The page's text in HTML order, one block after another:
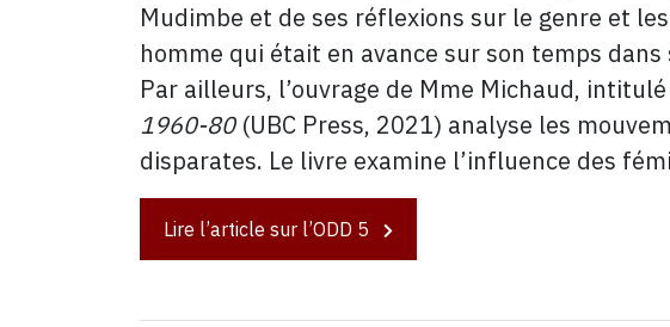
Mudimbe et de ses réflexions sur le genre et
homme qui était en avance sur son temps
Par ailleurs, l’ouvrage de Mme Michaud, intitulé
1960-80(UBC Press, 2021) analyse les
disparates. Le livre examine l’influence des
Lire l’article sur l’ODD 5